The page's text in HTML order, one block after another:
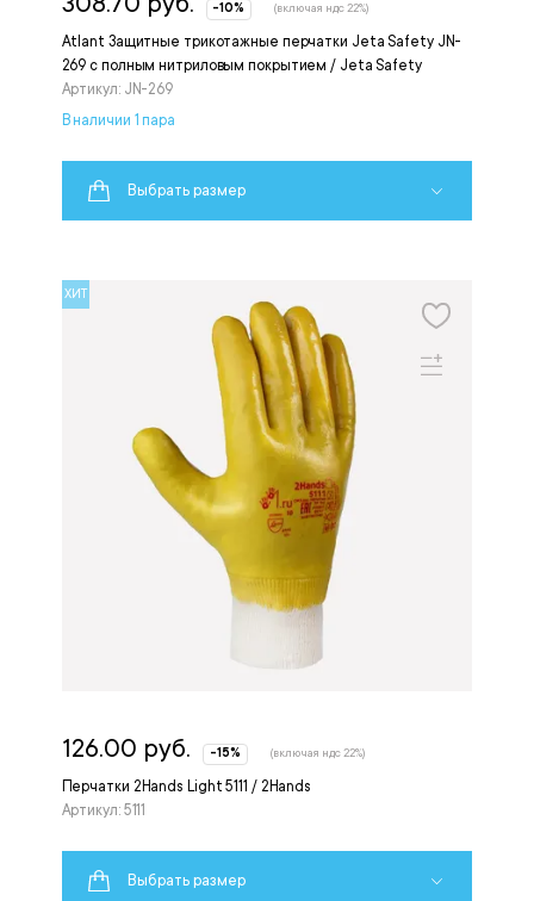
Atlant Защитные трикотажные перчатки Jeta Safety JN-
269 с полным нитриловым покрытием / Jeta Safety
Артикул: JN-269
-10% (включая ндс 22%)
В наличии 1 пара
Выбрать размер
ХИТ
Перчатки 2Hands Light 5111 / 2Hands
Артикул: 5111
126.00 руб. -15% (включая ндс 22%)
Выбрать размер